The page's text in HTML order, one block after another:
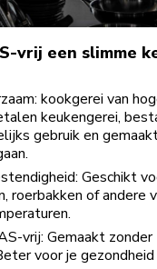
vrij een slimme
kookgerei van
keukengerei,
gebruik en
Geschikt
roerbakken of andere
vrij: Gemaakt zonder
voor je